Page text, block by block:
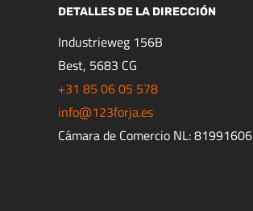
DETALLES DE LA DIRECCIÓN
Industrieweg 156B
Best, 5683 CG
+31 85 06 05 578
info@123forja.es
Cámara de Comercio NL: 81991606